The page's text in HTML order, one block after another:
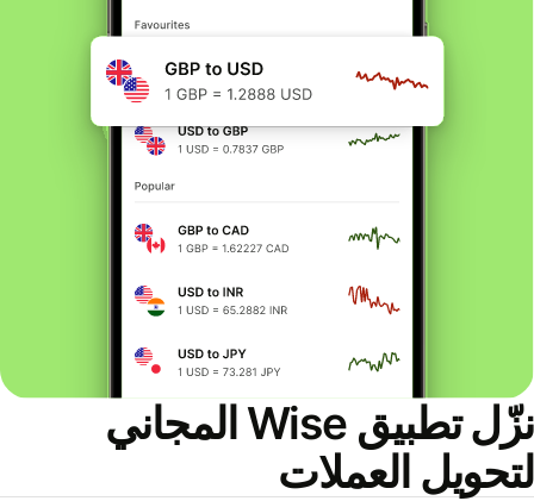
نزّل تطبيق Wise المجاني
العملات